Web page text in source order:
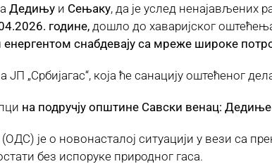
Дедињуи Сењаку, да је услед ненајављених
године, дошло до хаваријског
енергентом снабдевају са мреже широке
„Србијагас“, која ће санацију оштећеног
на подручју општине Савски венац:
је о новонасталој ситуацији у вези са
без испоруке природног гаса.